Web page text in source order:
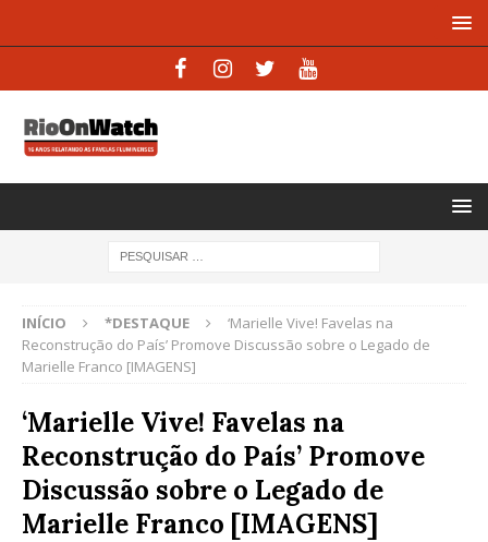
INÍCIO *DESTAQUE
‘Marielle Vive! Favelas na
Reconstrução do País’ Promove Discussão sobre o Legado de
Marielle Franco [IMAGENS]
‘Marielle Vive! Favelas na
Reconstrução do País’ Promove
Discussão sobre o Legado de
Marielle Franco [IMAGENS]